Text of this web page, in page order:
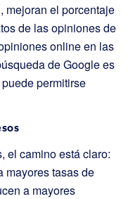
mejoran el porcentaje
de las opiniones de
online en las
de Google es
permitirse
el camino está claro:
mayores tasas de
a mayores